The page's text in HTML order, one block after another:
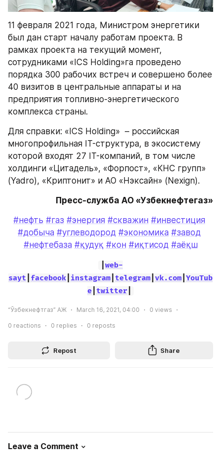
11 февраля 2021 года, Министром энергетики
был дан старт началу работам проекта. В
рамках проекта на текущий момент,
сотрудниками «ICS Holding»га проведено
порядка 300 рабочих встреч и совершено более
40 визитов в центральные аппараты и на
предприятия топливно-энергетического
комплекса страны.
Для справки: «ICS Holding»  – российская
многопрофильная IT-структура, в экосистему
которой входят 27 IT-компаний, в том числе
холдинги «Цитадель», «Форпост», «КНС групп»
(Yadro), «Криптонит» и АО «Нэксайн» (Nexign).
Пресс-служба АО «Узбекнефтегаз»
#нефть #газ #энергия #скважин #инвестиция
#добыча #углеводород #экономика #завод
#нефтебаза #қудуқ #кон #иқтисод #аёқш
web-
sayt facebook instagram telegram vk.com YouTub
e| twitter|
“Ўзбекнефтгаз” АЖ March 16, 2021, 04:00 0 views
0 reactions 0 replies 0 reposts
Repost Share
Leave a Comment